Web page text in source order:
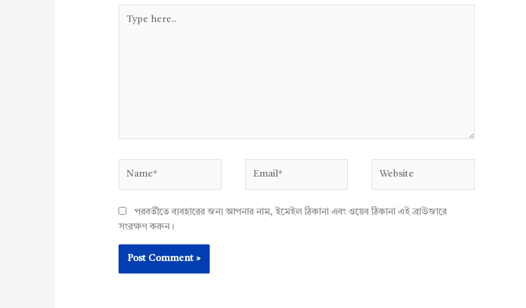
here..
পরবর্তীতে ব্যবহারের জন্য আপনার নাম, ইমেইল ঠিকানা এবং ওয়েব ঠিকানা এই ব্রাউজারে
সংরক্ষণ করুন।